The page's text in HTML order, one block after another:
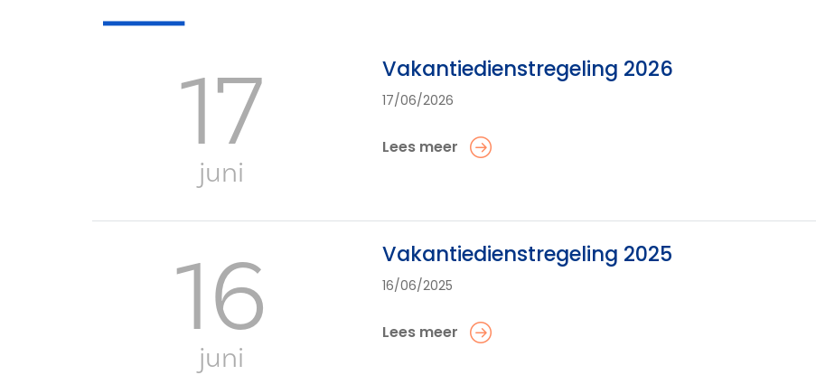
17
juni
Vakantiedienstregeling 2026
17/06/2026
Lees meer
16
juni
Vakantiedienstregeling 2025
16/06/2025
Lees meer